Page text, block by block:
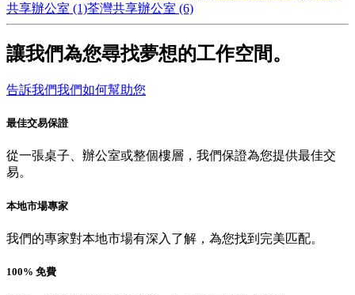
共享辦公室 (1)荃灣共享辦公室 (6)
讓我們為您尋找夢想的工作空間。
告訴我們我們如何幫助您
最佳交易保證
從一張桌子、辦公室或整個樓層，我們保證為您提供最佳交
易。
本地市場專家
我們的專家對本地市場有深入了解，為您找到完美匹配。
100% 免費